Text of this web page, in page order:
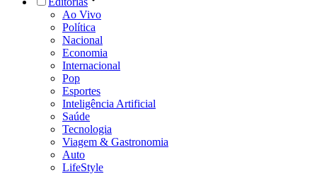
Ao Vivo
Política
Nacional
Economia
Internacional
Pop
Esportes
Inteligência Artificial
Saúde
Tecnologia
Viagem & Gastronomia
Auto
LifeStyle